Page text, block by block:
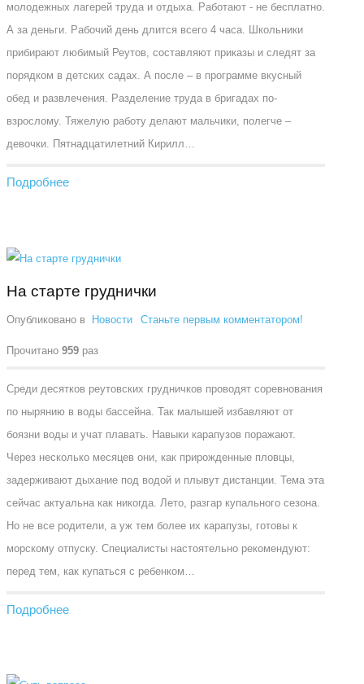
молодежных лагерей труда и отдыха. Работают - не бесплатно.
А за деньги. Рабочий день длится всего 4 часа. Школьники
прибирают любимый Реутов, составляют приказы и следят за
порядком в детских садах. А после – в программе вкусный
обед и развлечения. Разделение труда в бригадах по-
взрослому. Тяжелую работу делают мальчики, полегче –
девочки. Пятнадцатилетний Кирилл…
Подробнее
На старте груднички
Опубликовано в Новости Станьте первым комментатором!
Прочитано 959 раз
Среди десятков реутовских грудничков проводят соревнования
по нырянию в воды бассейна. Так малышей избавляют от
боязни воды и учат плавать. Навыки карапузов поражают.
Через несколько месяцев они, как прирожденные пловцы,
задерживают дыхание под водой и плывут дистанции. Тема эта
сейчас актуальна как никогда. Лето, разгар купального сезона.
Но не все родители, а уж тем более их карапузы, готовы к
морскому отпуску. Специалисты настоятельно рекомендуют:
перед тем, как купаться с ребенком…
Подробнее